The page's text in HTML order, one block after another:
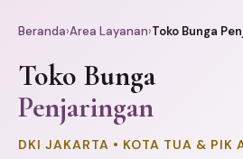
Beranda›Area Layanan›Toko Bunga
Toko Bunga
Penjaringan
DKI JAKARTA • KOTA TUA & PIK